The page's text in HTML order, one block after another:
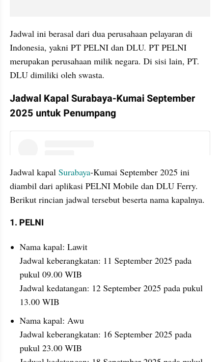
Jadwal ini berasal dari dua perusahaan pelayaran di
Indonesia, yakni PT PELNI dan DLU. PT PELNI
merupakan perusahaan milik negara. Di sisi lain, PT.
DLU dimiliki oleh swasta.
Jadwal Kapal Surabaya-Kumai September
2025 untuk Penumpang
Jadwal kapal Surabaya-Kumai September 2025 ini
diambil dari aplikasi PELNI Mobile dan DLU Ferry.
Berikut rincian jadwal tersebut beserta nama kapalnya.
1. PELNI
Nama kapal: Lawit
Jadwal keberangkatan: 11 September 2025 pada
pukul 09.00 WIB
Jadwal kedatangan: 12 September 2025 pada pukul
13.00 WIB
Nama kapal: Awu
Jadwal keberangkatan: 16 September 2025 pada
pukul 23.00 WIB